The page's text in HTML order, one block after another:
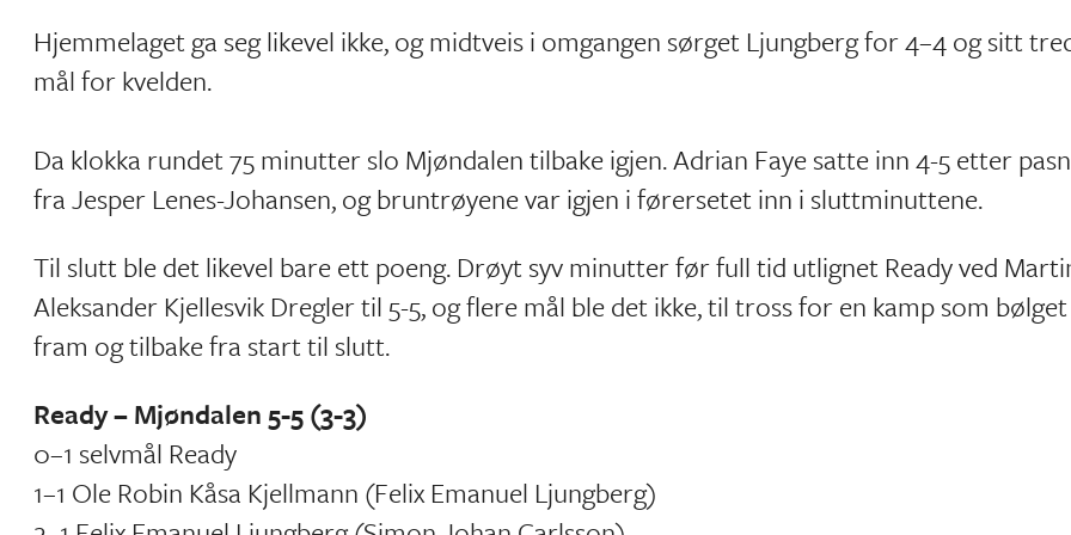
Hjemmelaget ga seg likevel ikke, og midtveis i omgangen sørget Ljungberg for 4–4 og sitt
mål for kvelden.
Da klokka rundet 75 minutter slo Mjøndalen tilbake igjen. Adrian Faye satte inn 4-5 etter
fra Jesper Lenes-Johansen, og bruntrøyene var igjen i førersetet inn i sluttminuttene.
Til slutt ble det likevel bare ett poeng. Drøyt syv minutter før full tid utlignet Ready ved
Aleksander Kjellesvik Dregler til 5-5, og flere mål ble det ikke, til tross for en kamp som bølget
fram og tilbake fra start til slutt.
Ready – Mjøndalen 5-5 (3-3)
0–1 selvmål Ready
1–1 Ole Robin Kåsa Kjellmann (Felix Emanuel Ljungberg)